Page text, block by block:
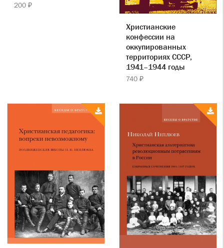
200 ₽
Христианские
конфессии на
оккупированных
территориях СССР,
1941–1944 годы
740 ₽